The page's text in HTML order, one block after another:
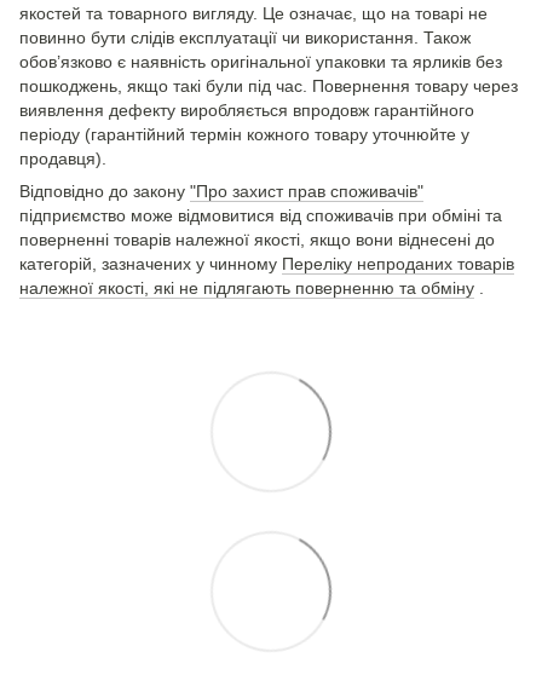
якостей та товарного вигляду. Це означає, що на товарі не
повинно бути слідів експлуатації чи використання. Також
обов’язково є наявність оригінальної упаковки та ярликів без
пошкоджень, якщо такі були під час. Повернення товару через
виявлення дефекту виробляється впродовж гарантійного
періоду (гарантійний термін кожного товару уточнюйте у
продавця).
Відповідно до закону "Про захист прав споживачів"
підприємство може відмовитися від споживачів при обміні та
поверненні товарів належної якості, якщо вони віднесені до
категорій, зазначених у чинному Переліку непроданих товарів
належної якості, які не підлягають поверненню та обміну